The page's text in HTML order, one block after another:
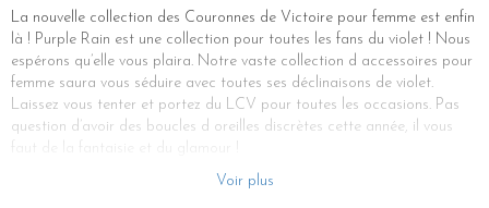
La nouvelle collection des Couronnes de Victoire pour femme est enfin
là ! Purple Rain est une collection pour toutes les fans du violet ! Nous
espérons qu’elle vous plaira. Notre vaste collection d accessoires pour
femme saura vous séduire avec toutes ses déclinaisons de violet.
Laissez vous tenter et portez du LCV pour toutes les occasions. Pas
question d’avoir des boucles d oreilles discrètes cette année, il vous
Notre nouveauté, les boucles d oreilles élégantes, originales et
Voir plus